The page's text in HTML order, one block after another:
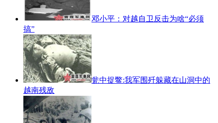
邓小平：对越自卫反击为啥“必须
搞”
瓮中捉鳖:我军围歼躲藏在山洞中的
越南残敌